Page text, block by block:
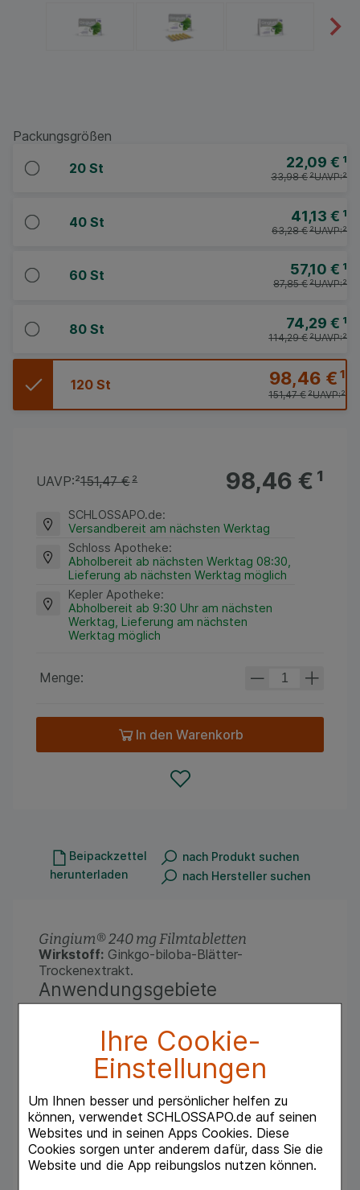
Ihre Cookie-
Einstellungen
Um Ihnen besser und persönlicher helfen zu
können, verwendet SCHLOSSAPO.de auf seinen
Websites und in seinen Apps Cookies. Diese
Cookies sorgen unter anderem dafür, dass Sie die
Website und die App reibungslos nutzen können.
Packungsgrößen
20 St 22,09 € ¹
UAVP:²
33,98 €²
40 St 41,13 € ¹
UAVP:²
63,28 €²
60 St 57,10 € ¹
UAVP:²
87,85 €²
80 St 74,29 € ¹
UAVP:²
114,29 €²
120 St 98,46 €¹
UAVP:²
151,47 €²
98,46 €¹
UAVP:²151,47 €²
SCHLOSSAPO.de:
Versandbereit am nächsten Werktag
Schloss Apotheke:
Abholbereit ab nächsten Werktag 08:30,
Lieferung ab nächsten Werktag möglich
Kepler Apotheke:
Abholbereit ab 9:30 Uhr am nächsten
Werktag, Lieferung am nächsten
Werktag möglich
Menge:
In den Warenkorb
Beipackzettel
herunterladen
nach Produkt suchen
nach Hersteller suchen
Gingium® 240 mg Filmtabletten
Wirkstoff: Ginkgo-biloba-Blätter-
Trockenextrakt.
Anwendungsgebiete
Pflanzliches Arzneimittel zur Verbesserung
Beeinträchtigung und der Lebensqualität bei
leichter Demenz.
Warnhinweis
Enthält Lactose und Glucose.
Zu Risiken und Nebenwirkungen lesen Sie die
Packungsbeilage und fragen Sie Ihre Ärztin,
Ihren Arzt oder in Ihrer Apotheke!
Mat.-Nr.:2/51016129
August 2023